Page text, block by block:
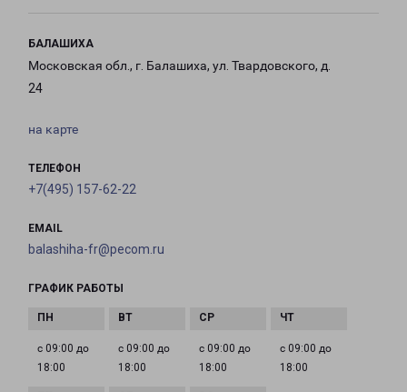
БАЛАШИХА
Московская обл., г. Балашиха, ул. Твардовского, д.
24
на карте
ТЕЛЕФОН
+7(495) 157-62-22
EMAIL
balashiha-fr@pecom.ru
ГРАФИК РАБОТЫ
с 09:00 до
18:00
с 09:00 до
18:00
с 09:00 до
18:00
с 09:00 до
18:00